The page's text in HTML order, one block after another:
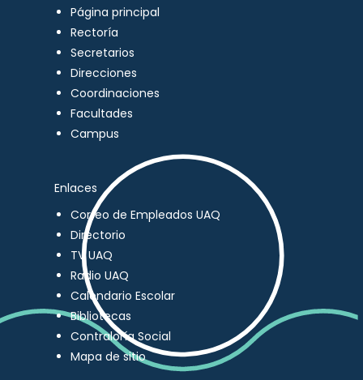
Página principal
Rectoría
Secretarios
Direcciones
Coordinaciones
Facultades
Campus
Enlaces
Correo de Empleados UAQ
Directorio
TV UAQ
Radio UAQ
Calendario Escolar
Bibliotecas
Contraloría Social
Mapa de sitio